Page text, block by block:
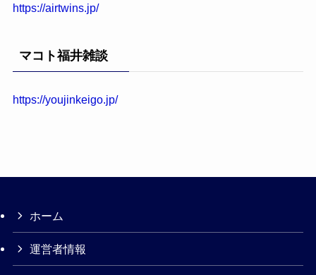
https://airtwins.jp/
マコト福井雑談
https://youjinkeigo.jp/
ホーム
運営者情報